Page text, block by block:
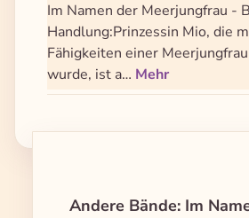
Im Namen der Meerjungfrau -
Handlung:Prinzessin Mio, die
Fähigkeiten einer
wurde, ist a… Mehr
Produktgalerie
Andere Bände: Im